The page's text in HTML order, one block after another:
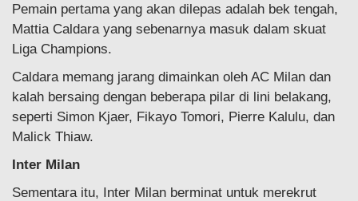
Pemain pertama yang akan dilepas adalah bek tengah,
Mattia Caldara yang sebenarnya masuk dalam skuat
Liga Champions.
Caldara memang jarang dimainkan oleh AC Milan dan
kalah bersaing dengan beberapa pilar di lini belakang,
seperti Simon Kjaer, Fikayo Tomori, Pierre Kalulu, dan
Malick Thiaw.
Inter Milan
Sementara itu, Inter Milan berminat untuk merekrut